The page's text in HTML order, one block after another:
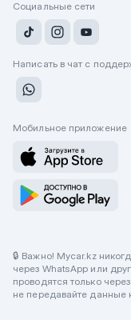
Социальные сети
Написать в чат с
Мобильное приложение
🔒 Важно! Mycar.kz
через WhatsApp или
проводятся только
не передавайте данные